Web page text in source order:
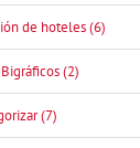
de hoteles (6)
(2)
(7)